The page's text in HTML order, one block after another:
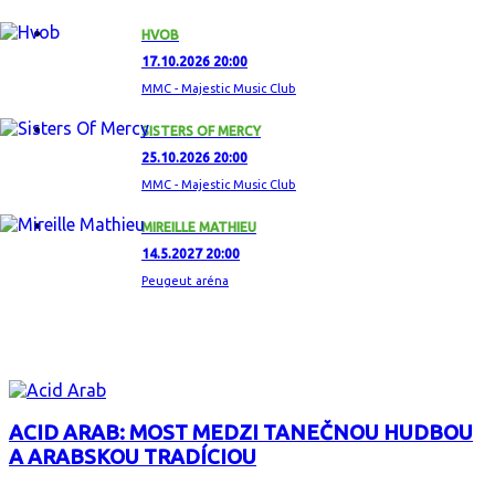
HVOB
17.10.2026 20:00
MMC - Majestic Music Club
SISTERS OF MERCY
25.10.2026 20:00
MMC - Majestic Music Club
MIREILLE MATHIEU
14.5.2027 20:00
Peugeut aréna
ACID ARAB: MOST MEDZI TANEČNOU HUDBOU
A ARABSKOU TRADÍCIOU